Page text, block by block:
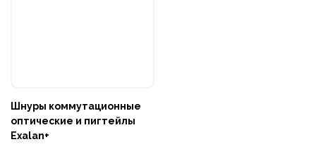
Шнуры коммутационные
оптические и пигтейлы
Exalan+